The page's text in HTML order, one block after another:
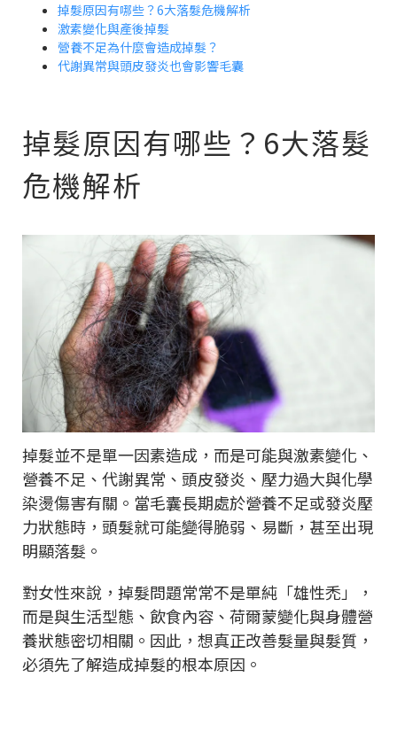
掉髮原因有哪些？6大落髮危機解析
激素變化與產後掉髮
營養不足為什麼會造成掉髮？
代謝異常與頭皮發炎也會影響毛囊
掉髮原因有哪些？6大落髮
危機解析
掉髮並不是單一因素造成，而是可能與激素變化、
營養不足、代謝異常、頭皮發炎、壓力過大與化學
染燙傷害有關。當毛囊長期處於營養不足或發炎壓
力狀態時，頭髮就可能變得脆弱、易斷，甚至出現
明顯落髮。
對女性來說，掉髮問題常常不是單純「雄性禿」，
而是與生活型態、飲食內容、荷爾蒙變化與身體營
養狀態密切相關。因此，想真正改善髮量與髮質，
必須先了解造成掉髮的根本原因。